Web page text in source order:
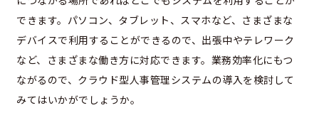
できます。パソコン、タブレット、スマホなど、さまざまな
デバイスで利用することができるので、出張中やテレワーク
など、さまざまな働き方に対応できます。業務効率化にもつ
ながるので、クラウド型人事管理システムの導入を検討して
みてはいかがでしょうか。